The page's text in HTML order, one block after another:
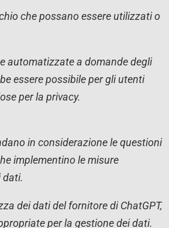
che possano essere utilizzati o
automatizzate a domande degli
essere possibile per gli utenti
per la privacy.
in considerazione le questioni
implementino le misure
dati.
dei dati del fornitore di ChatGPT,
per la gestione dei dati.